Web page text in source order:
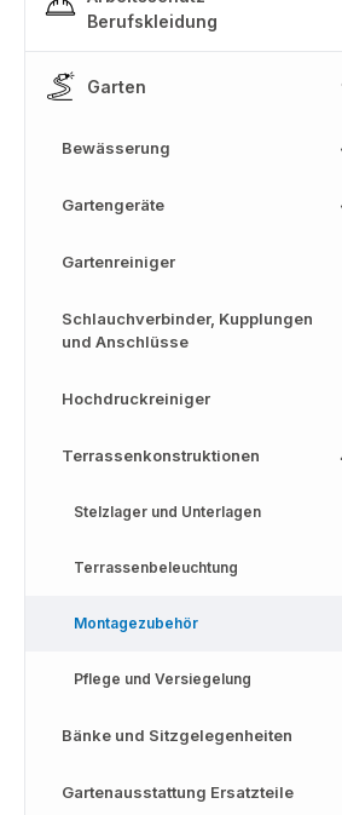
Berufskleidung
Garten
Bewässerung
Gartengeräte
Gartenreiniger
Schlauchverbinder, Kupplungen
und Anschlüsse
Hochdruckreiniger
Terrassenkonstruktionen
Stelzlager und Unterlagen
Terrassenbeleuchtung
Montagezubehör
Pflege und Versiegelung
Bänke und Sitzgelegenheiten
Gartenausstattung Ersatzteile